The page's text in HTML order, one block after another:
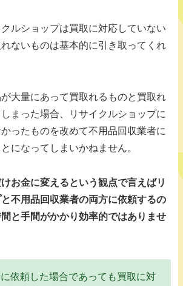
ルショップは買取に対応していない
ないものは基本的に引き取ってくれ
大量にあって買取れるものと買取れ
まった場合、リサイクルショップに
ったものを改めて不用品回収業者に
になってしまいかねません。
お金に変えるという観点で言えばリ
不用品回収業者の両方に依頼するの
と手間がかかり効率的ではありませ
依頼した場合であっても買取に対